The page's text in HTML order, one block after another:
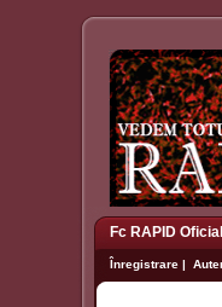
Fc RAPID
Înregistrare |